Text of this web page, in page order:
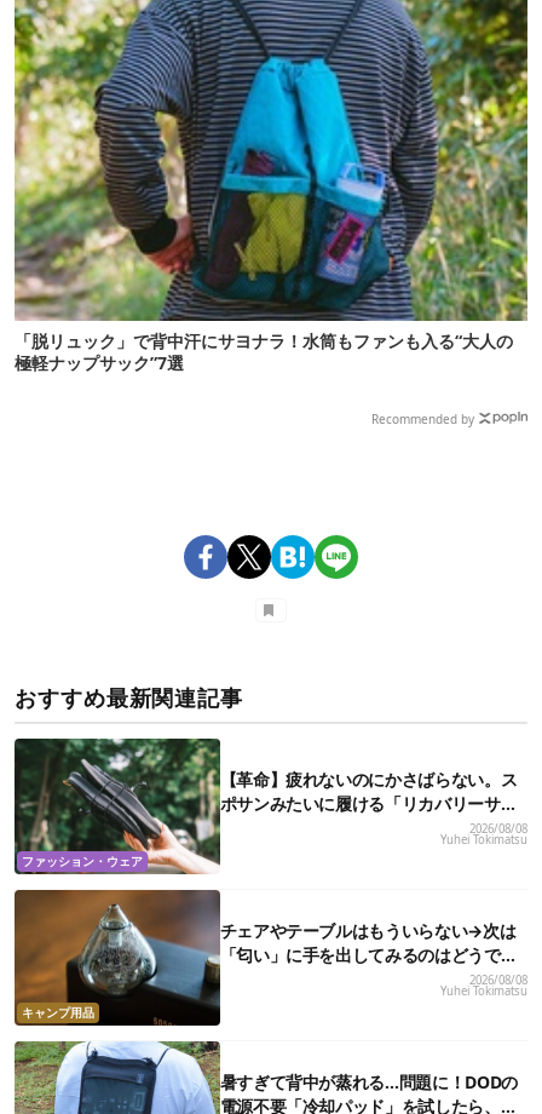
「脱リュック」で背中汗にサヨナラ！水筒もファンも入る“大人の
極軽ナップサック”7選
Recommended by
おすすめ最新関連記事
ファッション・ウェア
【革命】疲れないのにかさばらない。ス
ポサンみたいに履ける「リカバリーサン
ダル」が大本命！
2026/08/08
Yuhei Tokimatsu
キャンプ用品
チェアやテーブルはもういらない→次は
「匂い」に手を出してみるのはどうでし
ょう？
2026/08/08
Yuhei Tokimatsu
暑すぎて背中が蒸れる…問題に！DODの
電源不要「冷却パッド」を試したら、夏